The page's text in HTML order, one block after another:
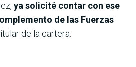
ya solicité contar con ese
de las Fuerzas
de la cartera.